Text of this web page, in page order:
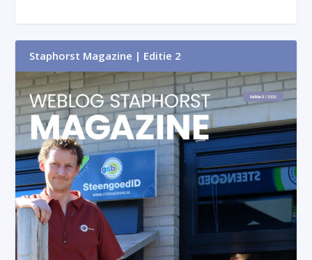
Staphorst Magazine | Editie 2